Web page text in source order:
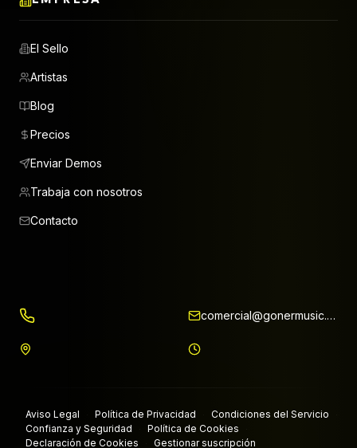
El Sello
Artistas
Blog
Precios
Enviar Demos
Trabaja con nosotros
Contacto
comercial@gonermusic.com
Aviso Legal Política de Privacidad Condiciones del Servicio
Confianza y Seguridad Política de Cookies
Declaración de Cookies Gestionar suscripción